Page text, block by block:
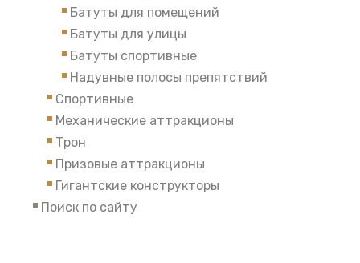
Батуты для помещений
Батуты для улицы
Батуты спортивные
Надувные полосы препятствий
Спортивные
Механические аттракционы
Трон
Призовые аттракционы
Гигантские конструкторы
Поиск по сайту